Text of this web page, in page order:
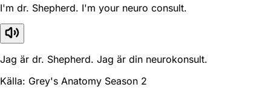
I'm dr. Shepherd. I'm your neuro consult.
Jag är dr. Shepherd. Jag är din neurokonsult.
Källa: Grey's Anatomy Season 2